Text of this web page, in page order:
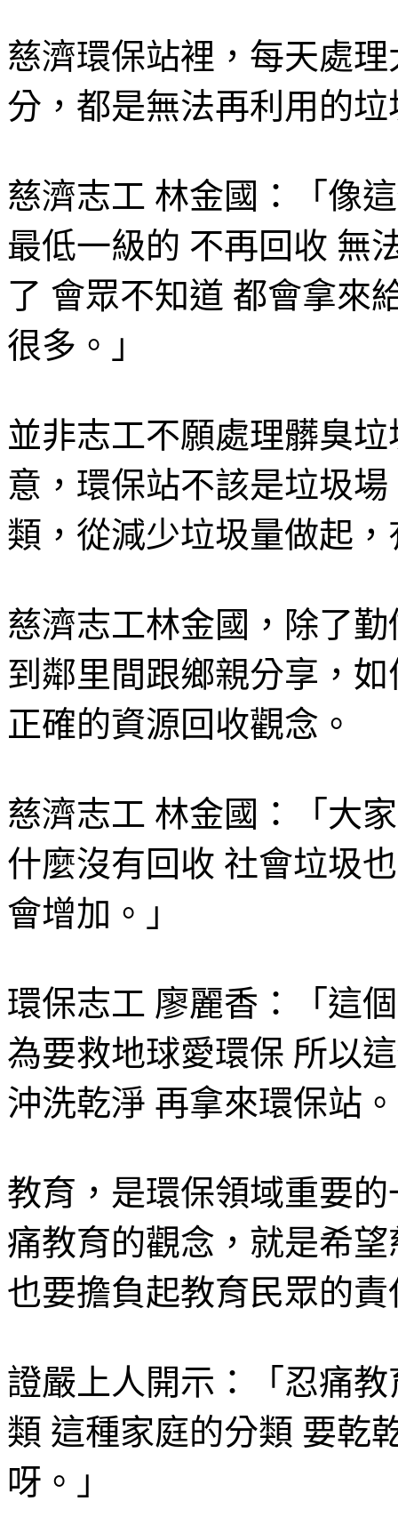
慈濟環保站裡，每天處
分，都是無法再利用的
慈濟志工 林金國：「像
最低一級的 不再回收 無
了 會眾不知道 都會拿來
很多。」
並非志工不願處理髒臭
意，環保站不該是垃圾
類，從減少垃圾量做起
慈濟志工林金國，除了
到鄰里間跟鄉親分享，
正確的資源回收觀念。
慈濟志工 林金國：「大
什麼沒有回收 社會垃圾
會增加。」
環保志工 廖麗香：「這
為要救地球愛環保 所以
沖洗乾淨 再拿來環保站
教育，是環保領域重要
痛教育的觀念，就是希
也要擔負起教育民眾的
證嚴上人開示：「忍痛
類 這種家庭的分類 要乾
呀。」